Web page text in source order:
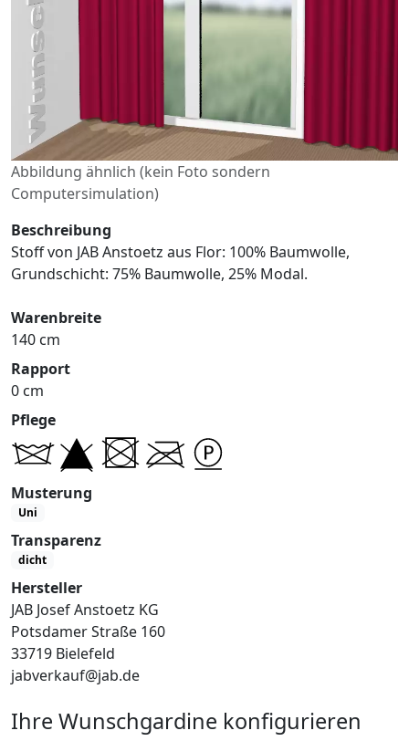
Abbildung ähnlich (kein Foto sondern
Computersimulation)
Beschreibung
Stoff von JAB Anstoetz aus Flor: 100% Baumwolle,
Grundschicht: 75% Baumwolle, 25% Modal.
Warenbreite
140 cm
Rapport
0 cm
Pflege
Musterung
Uni
Transparenz
dicht
Hersteller
JAB Josef Anstoetz KG
Potsdamer Straße 160
33719 Bielefeld
jabverkauf@jab.de
Ihre Wunschgardine konfigurieren